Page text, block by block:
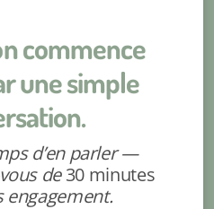
commence
une simple
d’en parler —
de30 minutes
engagement.